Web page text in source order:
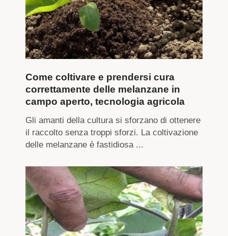
Come coltivare e prendersi cura
correttamente delle melanzane in
campo aperto, tecnologia agricola
Gli amanti della cultura si sforzano di ottenere
il raccolto senza troppi sforzi. La coltivazione
delle melanzane è fastidiosa ...